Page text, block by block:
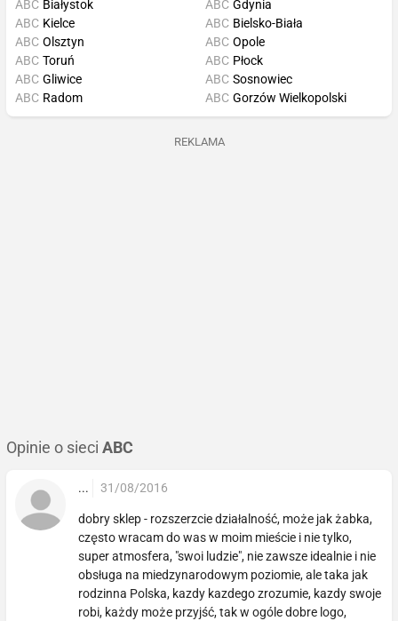
ABC Białystok
ABC Kielce
ABC Gdynia
ABC Bielsko-Biała
ABC Olsztyn
ABC Toruń
ABC Gliwice
ABC Radom
ABC Opole
ABC Płock
ABC Sosnowiec
ABC Gorzów Wielkopolski
REKLAMA
Opinie o sieci ABC
... 31/08/2016
dobry sklep - rozszerzcie działalność, może jak żabka,
często wracam do was w moim mieście i nie tylko,
super atmosfera, "swoi ludzie", nie zawsze idealnie i nie
obsługa na miedzynarodowym poziomie, ale taka jak
rodzinna Polska, kazdy kazdego zrozumie, kazdy swoje
robi, każdy może przyjść, tak w ogóle dobre logo,